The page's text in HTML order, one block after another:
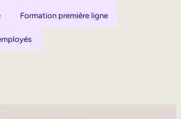
Formation première ligne